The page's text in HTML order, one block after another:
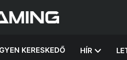
KERESKEDŐ HÍR